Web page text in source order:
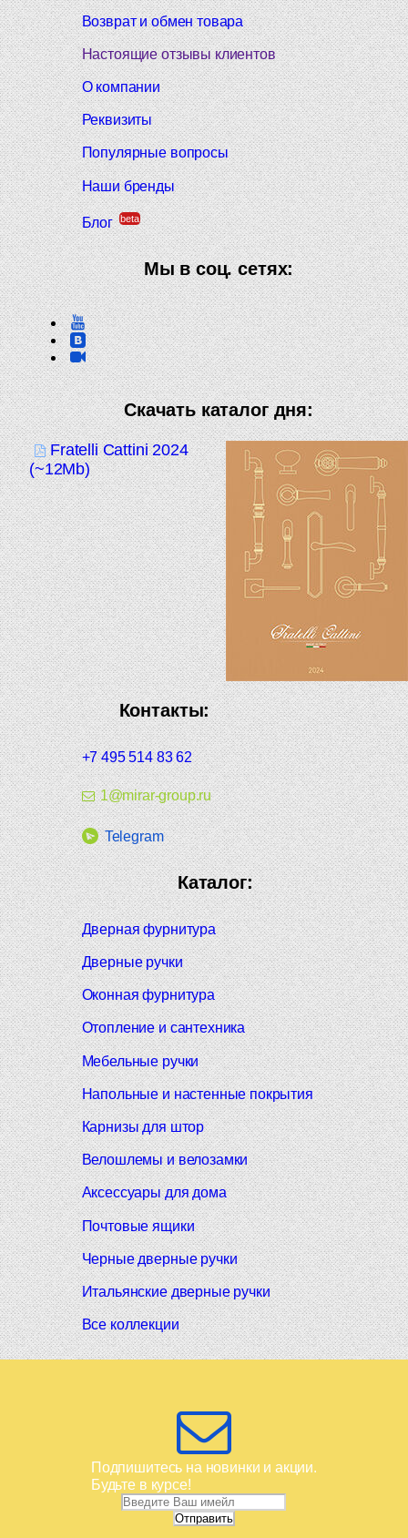
Возврат и обмен товара
Настоящие отзывы клиентов
О компании
Реквизиты
Популярные вопросы
Наши бренды
Блог beta
Мы в соц. сетях:
Скачать каталог дня:
Fratelli Cattini 2024
(~12Mb)
Контакты:
+7 495 514 83 62
1@mirar-group.ru
Telegram
Каталог:
Дверная фурнитура
Дверные ручки
Оконная фурнитура
Отопление и сантехника
Мебельные ручки
Напольные и настенные покрытия
Карнизы для штор
Велошлемы и велозамки
Аксессуары для дома
Почтовые ящики
Черные дверные ручки
Итальянские дверные ручки
Все коллекции
Подпишитесь на новинки и акции.
Будьте в курсе!